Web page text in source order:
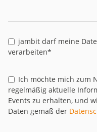
jambit darf meine
verarbeiten*
Ich möchte mich zum
regelmäßig aktuelle
Events zu erhalten, und
Daten gemäß der